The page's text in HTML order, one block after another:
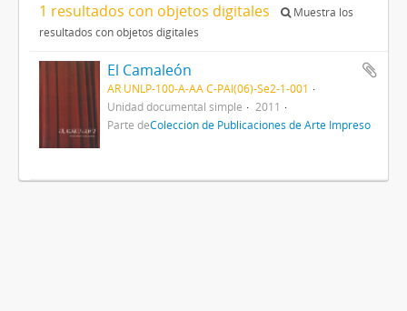
1 resultados con objetos digitales
Muestra los
resultados con objetos digitales
El Camaleón
AR UNLP-100-A-AA C-PAI(06)-Se2-1-001
Unidad documental simple
2011
Parte deColección de Publicaciones de Arte Impreso